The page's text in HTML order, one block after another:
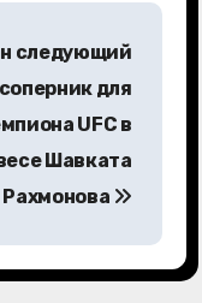
следующий
соперник для
UFC в
Шавката
Рахмонова